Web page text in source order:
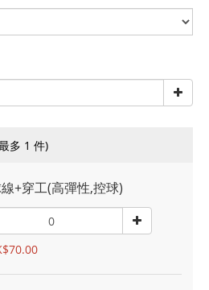
多 1 件)
+穿工(高彈性,控球)